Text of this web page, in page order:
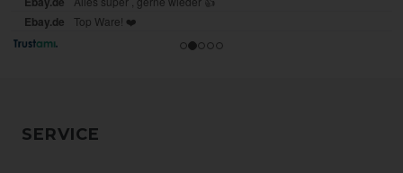
SERVICE